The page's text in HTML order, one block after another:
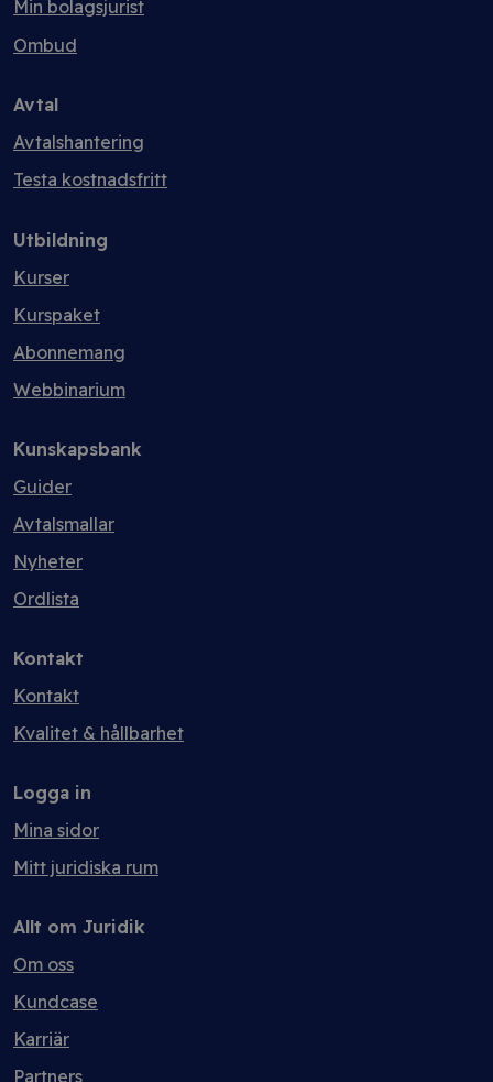
Min bolagsjurist
Ombud
Avtal
Avtalshantering
Testa kostnadsfritt
Utbildning
Kurser
Kurspaket
Abonnemang
Webbinarium
Kunskapsbank
Guider
Avtalsmallar
Nyheter
Ordlista
Kontakt
Kontakt
Kvalitet & hållbarhet
Logga in
Mina sidor
Mitt juridiska rum
Allt om Juridik
Om oss
Kundcase
Karriär
Partners